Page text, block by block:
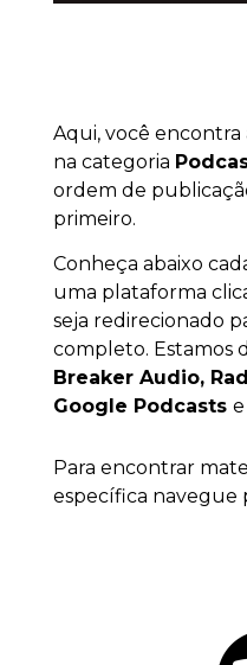
Aqui, você
na categoria
ordem de
primeiro.
Conheça abaixo
uma plataforma
seja redirecionado
completo. Estamos
Breaker Audio,
Google Podcasts
Para encontrar
específica navegue